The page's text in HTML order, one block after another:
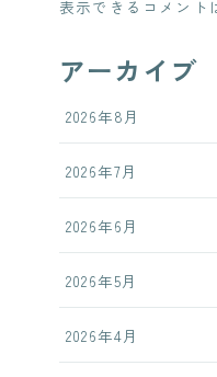
表示できるコメント
アーカイブ
2026年8月
2026年7月
2026年6月
2026年5月
2026年4月